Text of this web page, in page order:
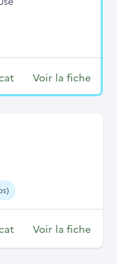
Voir la fiche
Voir la fiche